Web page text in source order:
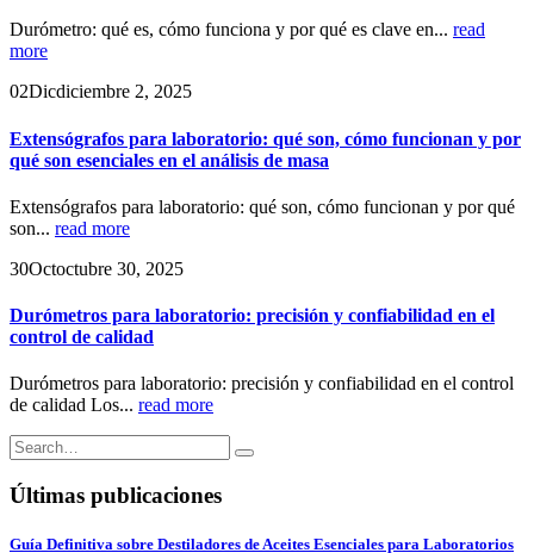
Durómetro: qué es, cómo funciona y por qué es clave en... read
more
02Dicdiciembre 2, 2025
Extensógrafos para laboratorio: qué son, cómo funcionan y por
qué son esenciales en el análisis de masa
Extensógrafos para laboratorio: qué son, cómo funcionan y por qué
son... read more
30Octoctubre 30, 2025
Durómetros para laboratorio: precisión y confiabilidad en el
control de calidad
Durómetros para laboratorio: precisión y confiabilidad en el control
de calidad Los... read more
Últimas publicaciones
Guía Definitiva sobre Destiladores de Aceites Esenciales para Laboratorios